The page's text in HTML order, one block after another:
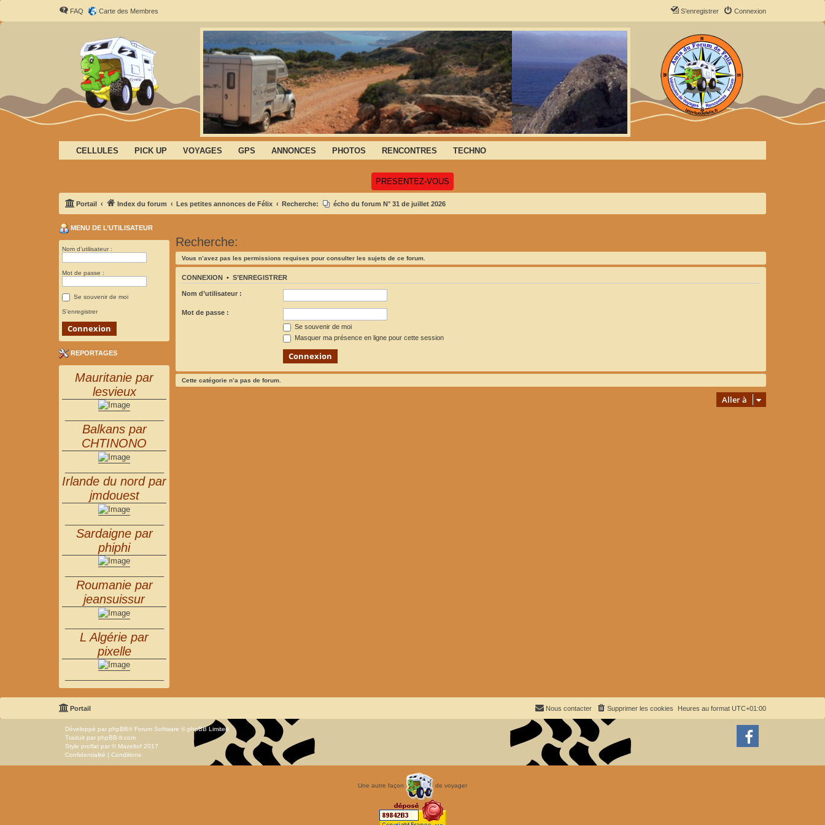
FAQ Carte des Membres Connexion
S’enregistrer
CELLULES PICK UP VOYAGES GPS ANNONCES PHOTOS RENCONTRES TECHNO
PRESENTEZ-VOUS
Portail Index du forum Les petites annonces de Félix Recherche: écho du forum N° 31 de juillet 2026
Recherche:
Vous n’avez pas les permissions requises pour consulter les sujets de ce forum.
CONNEXION • S’ENREGISTRER
Nom d’utilisateur :
Mot de passe :
Se souvenir de moi
Masquer ma présence en ligne pour cette session
Cette catégorie n’a pas de forum.
Aller à
MENU DE L’UTILISATEUR
Nom d’utilisateur :
Mot de passe :
Se souvenir de moi
S’enregistrer
REPORTAGES
Mauritanie par
lesvieux
Balkans par
CHTINONO
Irlande du nord par
jmdouest
Sardaigne par
phiphi
Roumanie par
jeansuissur
L Algérie par
pixelle
Portail Heures au format UTC+01:00
Supprimer les cookies
Nous contacter
Développé par phpBB® Forum Software © phpBB Limited
Traduit par phpBB-fr.com
Style proflat par © Mazeltof 2017
Confidentialité | Conditions
Une autre façon de voyager